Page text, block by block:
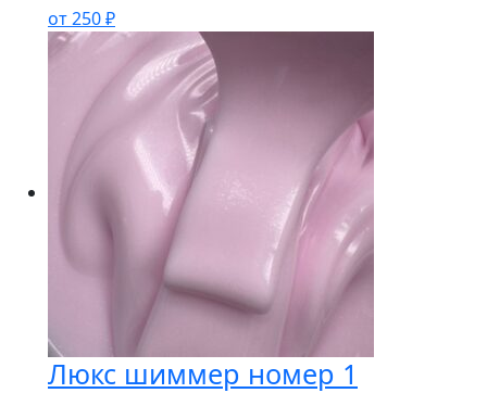
от250₽
Люкс шиммер номер 1